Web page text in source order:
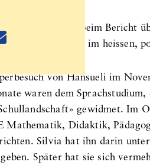
SAMfest 2021 beim Bericht
ein Engagement im heissen,
von Hansueli im
waren dem
gewidmet. Im
Mathematik, Didaktik,
Silvia hat ihn darin
Später hat sie sich